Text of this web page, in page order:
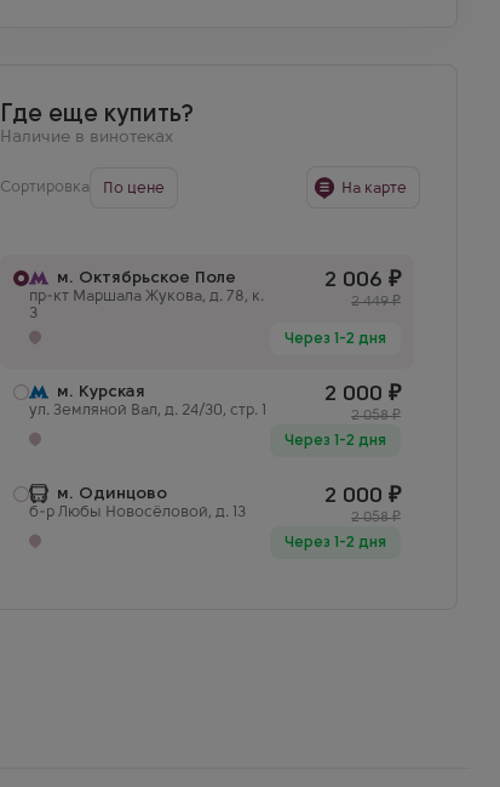
Где еще купить?
Наличие в винотеках
Сортировка По цене На карте
м. Октябрьское Поле
пр-кт Маршала Жукова, д. 78, к.
3
2 006 ₽
2 449₽
Через 1-2 дня
м. Курская
ул. Земляной Вал, д. 24/30, стр. 1
2 000 ₽
2 058₽
Через 1-2 дня
м. Одинцово
б-р Любы Новосёловой, д. 13
2 000 ₽
2 058₽
Через 1-2 дня